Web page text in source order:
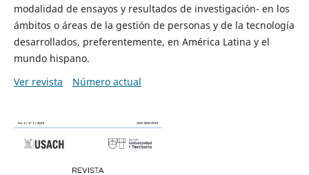
modalidad de ensayos y resultados de investigación- en los
ámbitos o áreas de la gestión de personas y de la tecnología
desarrollados, preferentemente, en América Latina y el
mundo hispano.
Ver revista
Número actual